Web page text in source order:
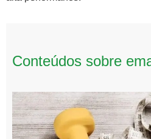
Conteúdos sobre